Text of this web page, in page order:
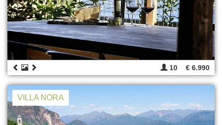
10 € 6.990
VILLA NORA